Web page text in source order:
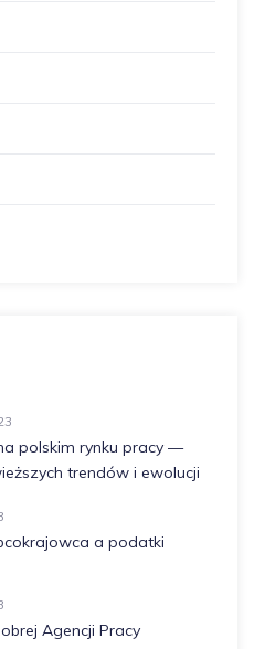
polskim rynku pracy —
trendów i ewolucji
a podatki
Agencji Pracy